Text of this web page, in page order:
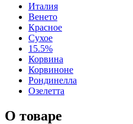
Италия
Венето
Красное
Сухое
15.5%
Корвина
Корвиноне
Рондинелла
Озелетта
О товаре